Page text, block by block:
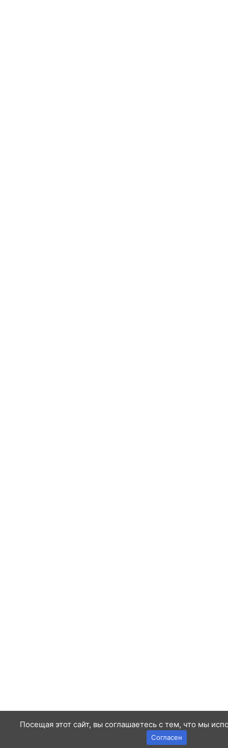
Посещая этот сайт, вы соглашаетесь с тем, что мы
Согласен